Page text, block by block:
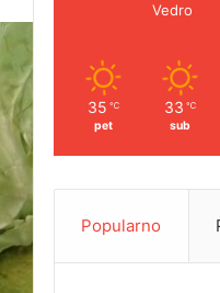
Vedro
35 ℃
pet
33 ℃
sub
Popularno